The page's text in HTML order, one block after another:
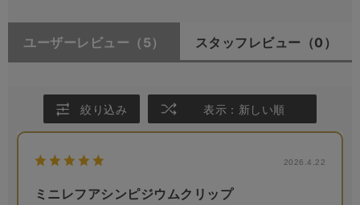
ユーザーレビュー （5） スタッフレビュー （0）
絞り込み 表示：新しい順
2026.4.22
ミニレフアシンピジウムクリップ